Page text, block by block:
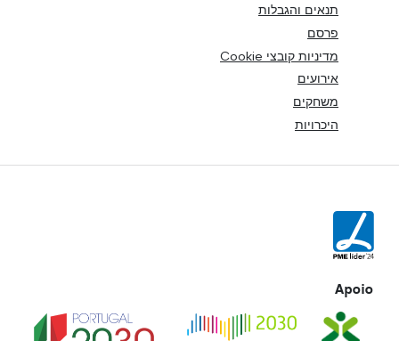
תנאים והגבלות
פרסם
מדיניות קובצי Cookie
אירועים
משחקים
היכרויות
Apoio